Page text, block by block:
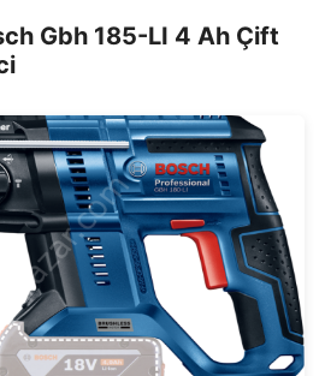
Gbh 185-LI 4 Ah Çift